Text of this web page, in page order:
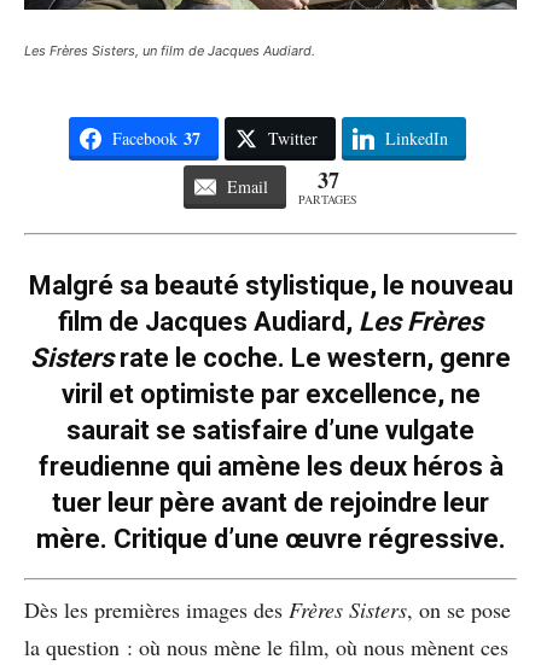
Les Frères Sisters, un film de Jacques Audiard.
Facebook 37 Twitter LinkedIn
Email 37
PARTAGES
Malgré sa beauté stylistique, le nouveau
film de Jacques Audiard, Les Frères
Sistersrate le coche. Le western, genre
viril et optimiste par excellence, ne
saurait se satisfaire d’une vulgate
freudienne qui amène les deux héros à
tuer leur père avant de rejoindre leur
mère. Critique d’une œuvre régressive.
Dès les premières images des Frères Sisters, on se pose
la question : où nous mène le film, où nous mènent ces